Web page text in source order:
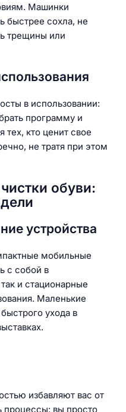
Машинки
быстрее сохла, не
трещины или
в использовании:
программу и
тех, кто ценит свое
не тратя при этом
обуви:
устройства
мобильные
с собой в
и стационарные
Маленькие
ухода в
избавляют вас от
процессы: вы просто